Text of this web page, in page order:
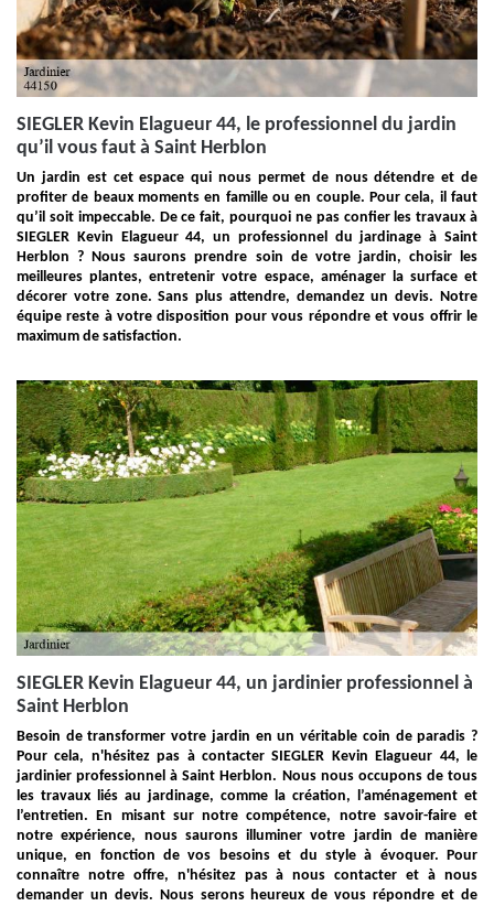
SIEGLER Kevin Elagueur 44, le professionnel du jardin
qu’il vous faut à Saint Herblon
Un jardin est cet espace qui nous permet de nous détendre et de
profiter de beaux moments en famille ou en couple. Pour cela, il faut
qu’il soit impeccable. De ce fait, pourquoi ne pas confier les travaux à
SIEGLER Kevin Elagueur 44, un professionnel du jardinage à Saint
Herblon ? Nous saurons prendre soin de votre jardin, choisir les
meilleures plantes, entretenir votre espace, aménager la surface et
décorer votre zone. Sans plus attendre, demandez un devis. Notre
équipe reste à votre disposition pour vous répondre et vous offrir le
maximum de satisfaction.
SIEGLER Kevin Elagueur 44, un jardinier professionnel à
Saint Herblon
Besoin de transformer votre jardin en un véritable coin de paradis ?
Pour cela, n'hésitez pas à contacter SIEGLER Kevin Elagueur 44, le
jardinier professionnel à Saint Herblon. Nous nous occupons de tous
les travaux liés au jardinage, comme la création, l’aménagement et
l’entretien. En misant sur notre compétence, notre savoir-faire et
notre expérience, nous saurons illuminer votre jardin de manière
unique, en fonction de vos besoins et du style à évoquer. Pour
connaître notre offre, n'hésitez pas à nous contacter et à nous
demander un devis. Nous serons heureux de vous répondre et de